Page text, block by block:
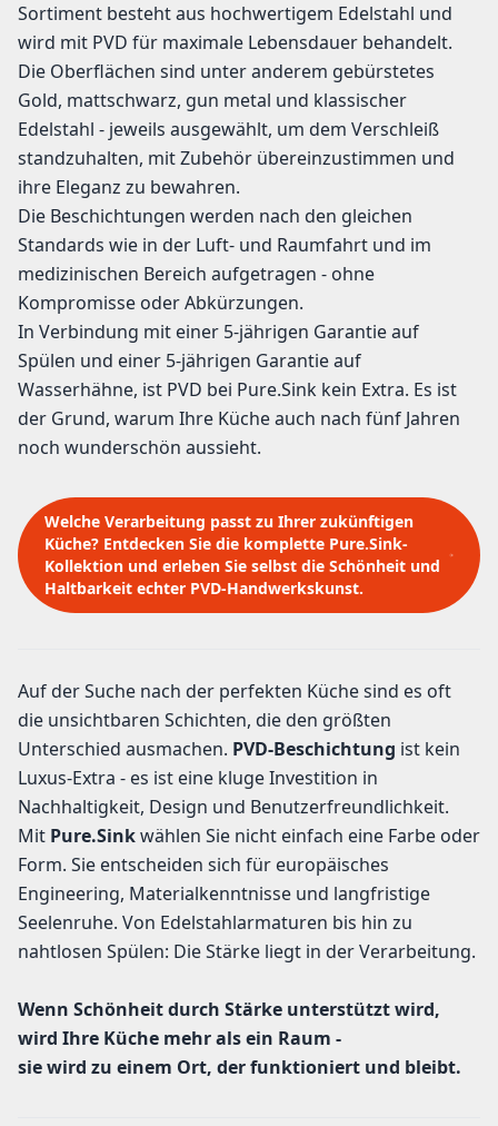
Sortiment besteht aus hochwertigem Edelstahl und
wird mit PVD für maximale Lebensdauer behandelt.
Die Oberflächen sind unter anderem gebürstetes
Gold, mattschwarz, gun metal und klassischer
Edelstahl - jeweils ausgewählt, um dem Verschleiß
standzuhalten, mit Zubehör übereinzustimmen und
ihre Eleganz zu bewahren.
Die Beschichtungen werden nach den gleichen
Standards wie in der Luft- und Raumfahrt und im
medizinischen Bereich aufgetragen - ohne
Kompromisse oder Abkürzungen.
In Verbindung mit einer 5-jährigen Garantie auf
Spülen und einer 5-jährigen Garantie auf
Wasserhähne, ist PVD bei Pure.Sink kein Extra. Es ist
der Grund, warum Ihre Küche auch nach fünf Jahren
noch wunderschön aussieht.
Welche Verarbeitung passt zu Ihrer zukünftigen
Küche? Entdecken Sie die komplette Pure.Sink-
Kollektion und erleben Sie selbst die Schönheit und
Haltbarkeit echter PVD-Handwerkskunst.
Auf der Suche nach der perfekten Küche sind es oft
die unsichtbaren Schichten, die den größten
Unterschied ausmachen. PVD-Beschichtung ist kein
Luxus-Extra - es ist eine kluge Investition in
Nachhaltigkeit, Design und Benutzerfreundlichkeit.
Mit Pure.Sinkwählen Sie nicht einfach eine Farbe oder
Form. Sie entscheiden sich für europäisches
Engineering, Materialkenntnisse und langfristige
Seelenruhe. Von Edelstahlarmaturen bis hin zu
nahtlosen Spülen: Die Stärke liegt in der Verarbeitung.
Wenn Schönheit durch Stärke unterstützt wird,
wird Ihre Küche mehr als ein Raum -
sie wird zu einem Ort, der funktioniert und bleibt.